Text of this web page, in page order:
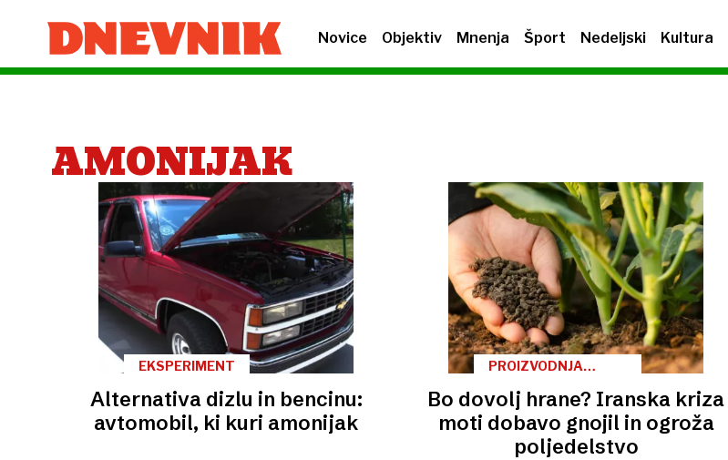
Novice Objektiv Mnenja Šport Nedeljski Kultura
AMONIJAK
EKSPERIMENT
Alternativa dizlu in bencinu:
avtomobil, ki kuri amonijak
PROIZVODNJA
Bo dovolj hrane? Iranska kriza
moti dobavo gnojil in ogroža
poljedelstvo